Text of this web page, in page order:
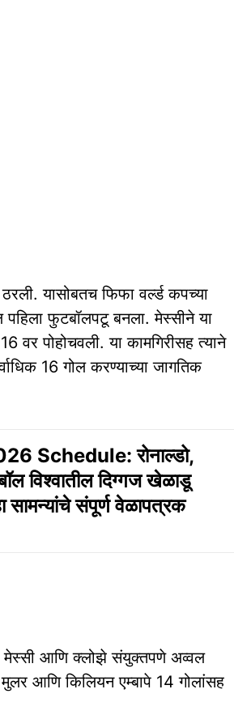
यासोबतच फिफा वर्ल्ड कपच्या
पहिला फुटबॉलपटू बनला. मेस्सीने या
वर पोहोचवली. या कामगिरीसह त्याने
16 गोल करण्याच्या जागतिक
Schedule: रोनाल्डो,
विश्वातील दिग्गज खेळाडू
सामन्यांचे संपूर्ण वेळापत्रक
मेस्सी आणि क्लोझे संयुक्तपणे अव्वल
मुलर आणि किलियन एम्बापे 14 गोलांसह